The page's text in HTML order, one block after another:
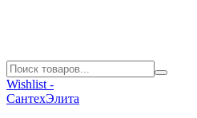
Wishlist -
СантехЭлита